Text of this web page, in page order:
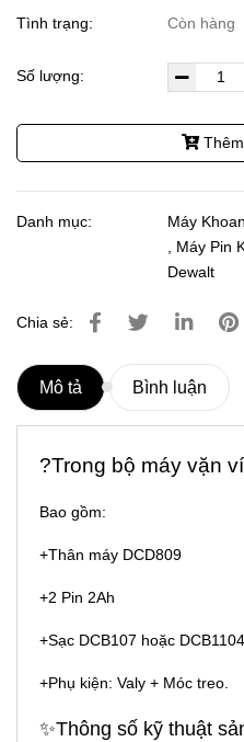
Tình trạng: Còn hàng
Số lượng:
Danh mục: Máy
, Máy Pin
Dewalt
Chia sẻ:
Mô tả Bình luận
?Trong bộ máy vặn
Bao gồm:
+Thân máy DCD809
+2 Pin 2Ah
+Sạc DCB107 hoặc DCB1104
+Phụ kiện: Valy + Móc treo.
✨Thông số kỹ thuật